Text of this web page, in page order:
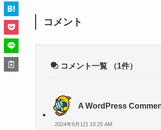
コメント
コメント一覧 （1件）
A WordPress
2024年9月1日 10:25 AM